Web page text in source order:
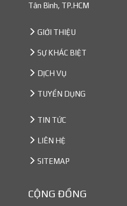
Tân Bình, TP.HCM
GIỚI THIỆU
SỰ KHÁC BIỆT
DỊCH VỤ
TUYỂN DỤNG
TIN TỨC
LIÊN HỆ
SITEMAP
CỘNG ĐỒNG